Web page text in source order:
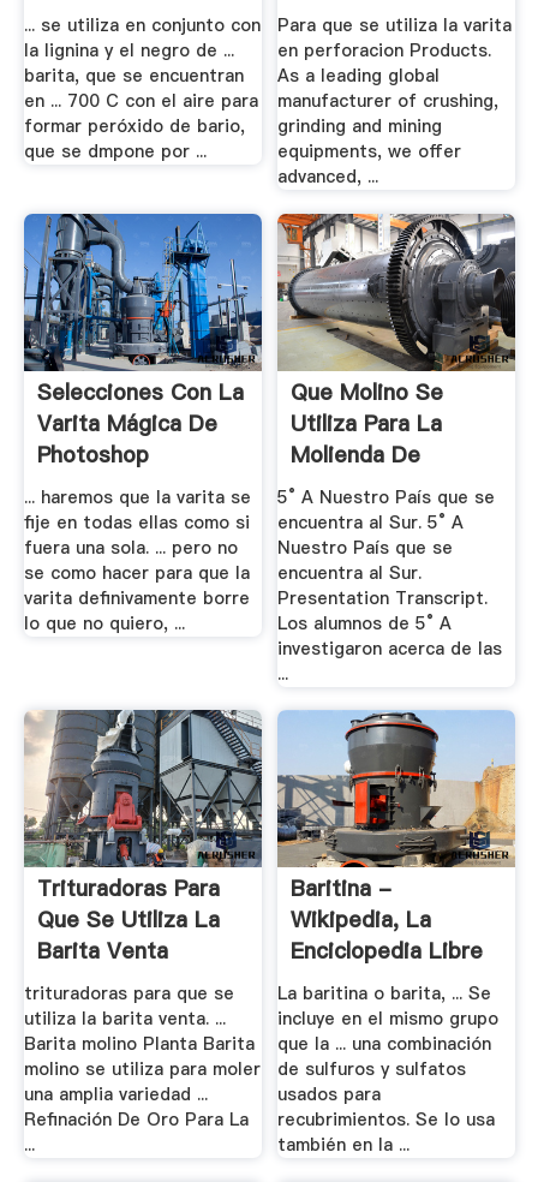
... se utiliza en conjunto con
la lignina y el negro de ...
barita, que se encuentran
en ... 700 C con el aire para
formar peróxido de bario,
que se dmpone por ...
Para que se utiliza la varita
en perforacion Products.
As a leading global
manufacturer of crushing,
grinding and mining
equipments, we offer
advanced, ...
Selecciones Con La
Varita Mágica De
Photoshop
... haremos que la varita se
fije en todas ellas como si
fuera una sola. ... pero no
se como hacer para que la
varita definivamente borre
lo que no quiero, ...
Que Molino Se
Utiliza Para La
Molienda De
Barita- .
5° A Nuestro País que se
encuentra al Sur. 5° A
Nuestro País que se
encuentra al Sur.
Presentation Transcript.
Los alumnos de 5° A
investigaron acerca de las
...
Trituradoras Para
Que Se Utiliza La
Barita Venta
trituradoras para que se
utiliza la barita venta. ...
Barita molino Planta Barita
molino se utiliza para moler
una amplia variedad ...
Refinación De Oro Para La
...
Baritina -
Wikipedia, La
Enciclopedia Libre
La baritina o barita, ... Se
incluye en el mismo grupo
que la ... una combinación
de sulfuros y sulfatos
usados para
recubrimientos. Se lo usa
también en la ...